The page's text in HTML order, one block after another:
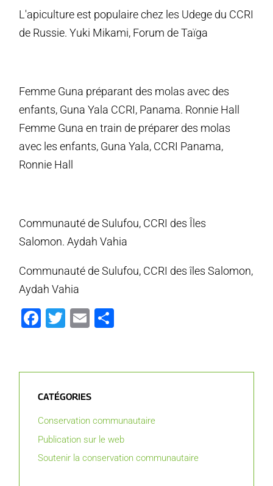
L'apiculture est populaire chez les Udege du CCRI
de Russie. Yuki Mikami, Forum de Taïga
Femme Guna préparant des molas avec des
enfants, Guna Yala CCRI, Panama. Ronnie Hall
Femme Guna en train de préparer des molas
avec les enfants, Guna Yala, CCRI Panama,
Ronnie Hall
Communauté de Sulufou, CCRI des Îles
Salomon. Aydah Vahia
Communauté de Sulufou, CCRI des îles Salomon,
Aydah Vahia
Facebook
Gazouillement
E-
CATÉGORIES
Conservation communautaire
Publication sur le web
Soutenir la conservation communautaire